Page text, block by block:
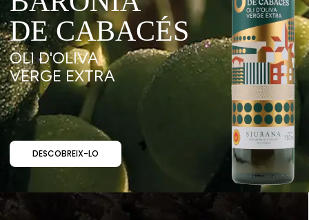
VERGE EXTRA
DE CABACÉS
OLI D'OLIVA
DESCOBREIX-LO